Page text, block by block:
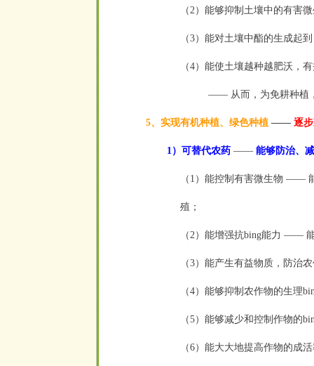
（2）能够抑制土壤中的有害
（3）能对土壤中酯的生成起
（4）能使土壤越种越肥沃，
—— 从而，为免耕种植，
5、实现有机种植、绿色种植 —— 逐
1）可替代农药 —— 能够防治、
（1）能控制有害微生物 ——
殖；
（2）能增强抗bing能力 ——
（3）能产生有益物质，防治
（4）能够抑制农作物的生理
（5）能够减少和控制作物的
（6）能大大地提高作物的成